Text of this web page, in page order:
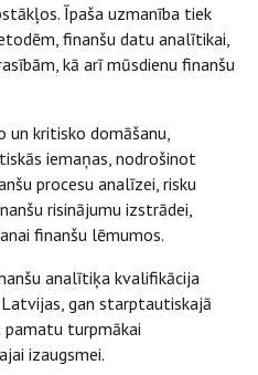
Īpaša uzmanība tiek
finanšu datu analītikai,
kā arī mūsdienu finanšu
kritisko domāšanu,
iemaņas, nodrošinot
procesu analīzei, risku
risinājumu izstrādei,
finanšu lēmumos.
analītiķa kvalifikācija
gan starptautiskajā
turpmākai
izaugsmei.